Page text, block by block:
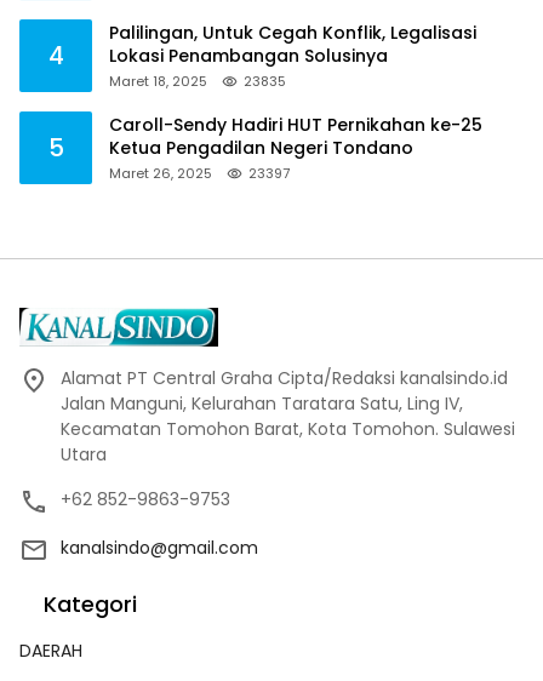
4
Palilingan, Untuk Cegah Konflik, Legalisasi
Lokasi Penambangan Solusinya
Maret 18, 2025 23835
5
Caroll-Sendy Hadiri HUT Pernikahan ke-25
Ketua Pengadilan Negeri Tondano
Maret 26, 2025 23397
Alamat PT Central Graha Cipta/Redaksi kanalsindo.id
Jalan Manguni, Kelurahan Taratara Satu, Ling IV,
Kecamatan Tomohon Barat, Kota Tomohon. Sulawesi
Utara
+62 852-9863-9753
kanalsindo@gmail.com
Kategori
DAERAH